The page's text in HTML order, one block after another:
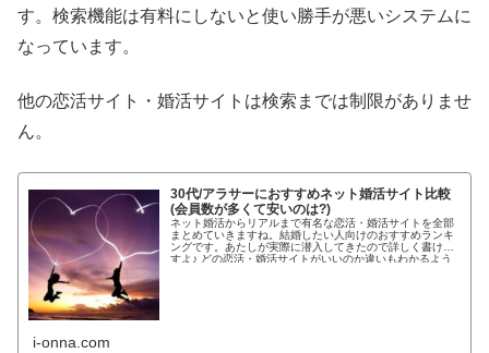
す。検索機能は有料にしないと使い勝手が悪いシステムに
なっています。
他の恋活サイト・婚活サイトは検索までは制限がありませ
ん。
30代/アラサーにおすすめネット婚活サイト比較
(会員数が多くて安いのは?)
ネット婚活からリアルまで有名な恋活・婚活サイトを全部
まとめていきますね。結婚したい人向けのおすすめランキ
ングです。あたしが実際に潜入してきたので詳しく書けま
すよ♪ どの恋活・婚活サイトがいいのか違いもわかるよう
i-onna.com